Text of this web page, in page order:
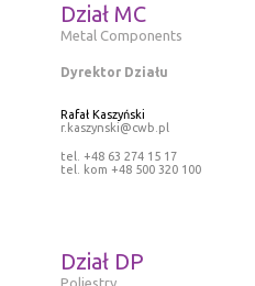
Dział MC
Metal Components
Dyrektor Działu
Rafał Kaszyński
r.kaszynski@cwb.pl
tel. +48 63 274 15 17
tel. kom +48 500 320 100
Dział DP
Poliestry